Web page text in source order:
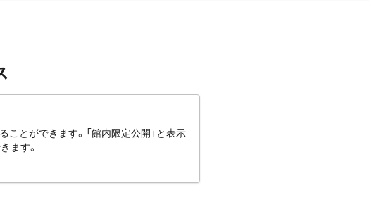
とができます。「館内限定公開」と表示
ます。